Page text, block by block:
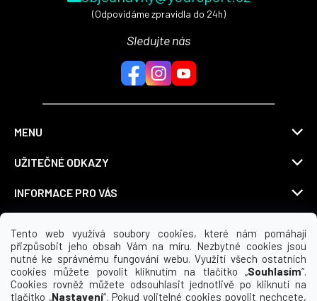
Tento web využívá soubory cookies, které nám pomáhají
přizpůsobit jeho obsah Vám na míru. Nezbytné cookies jsou
nutné ke správnému fungování webu. Využití všech ostatních
cookies můžete povolit kliknutím na tlačítko „Souhlasím“.
Cookies rovněž můžete odsouhlasit jednotlivě po kliknutí na
tlačítko „Nastavení“. Pokud volitelné cookies povolit nechcete,
(Odpovídáme zpravidla do 24h)
Sledujte nás
MENU
UŽITEČNÉ ODKAZY
INFORMACE PRO VÁS
Možnosti dopravy